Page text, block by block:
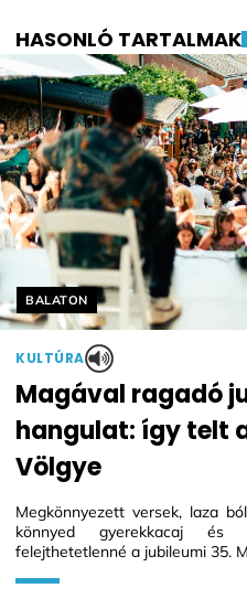
HASONLÓ TARTALMAK
Helyszín címkék:
BALATON
KULTÚRA
Magával ragadó
hangulat: így telt
Völgye
Megkönnyezett versek, laza
könnyed gyerekkacaj és
felejthetetlenné a jubileumi 35.